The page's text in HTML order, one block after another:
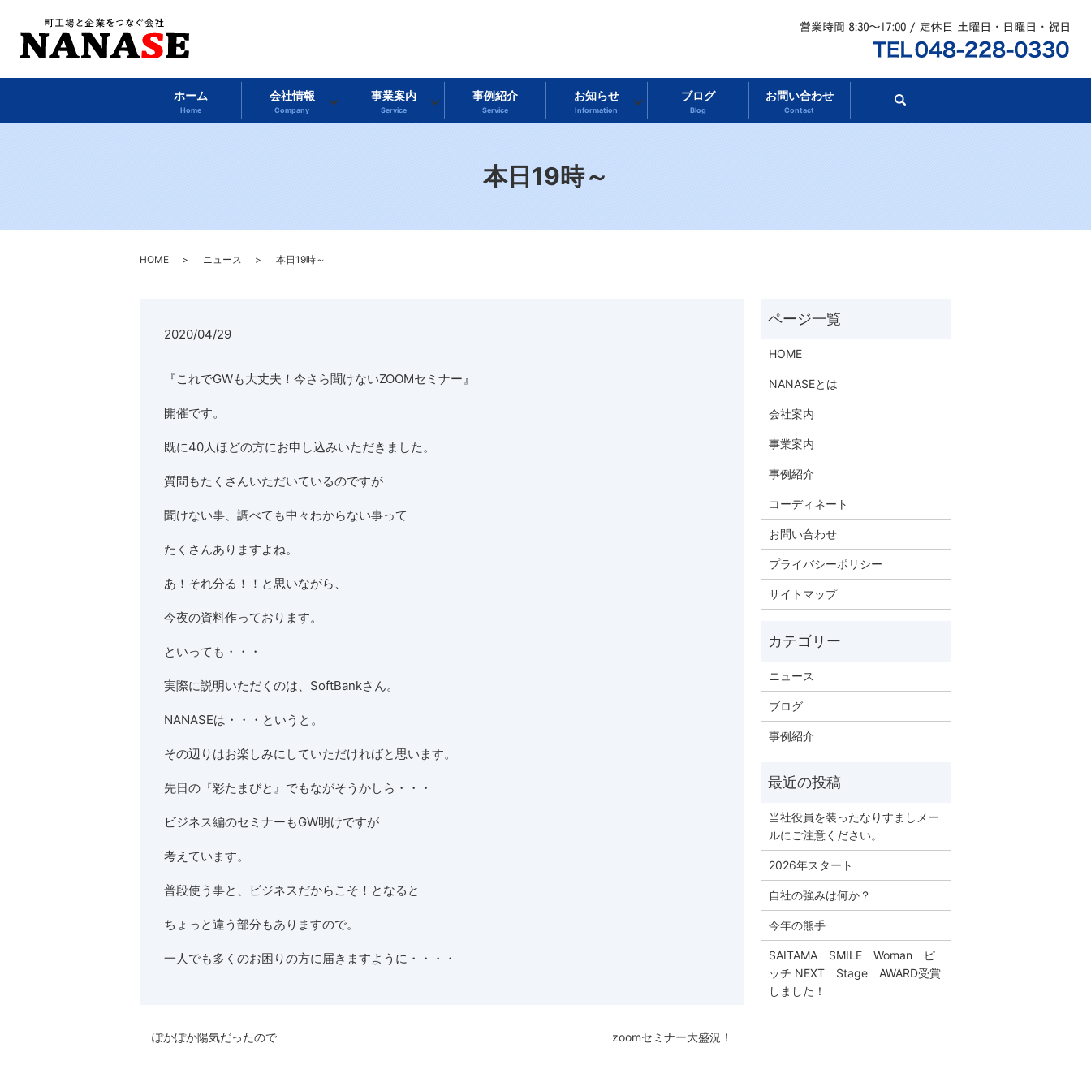
ホーム
Home
会社情報
Company
事業案内
Service
事例紹介
Service
お知らせ
Information
ブログ
Blog
お問い合わせ
Contact search
本日19時～
HOME ニュース 本日19時～
2020/04/29
『これでGWも大丈夫！今さら聞けないZOOMセミナー』
開催です。
既に40人ほどの方にお申し込みいただきました。
質問もたくさんいただいているのですが
聞けない事、調べても中々わからない事って
たくさんありますよね。
あ！それ分る！！と思いながら、
今夜の資料作っております。
といっても・・・
実際に説明いただくのは、SoftBankさん。
NANASEは・・・というと。
その辺りはお楽しみにしていただければと思います。
先日の『彩たまびと』でもながそうかしら・・・
ビジネス編のセミナーもGW明けですが
考えています。
普段使う事と、ビジネスだからこそ！となると
ちょっと違う部分もありますので。
一人でも多くのお困りの方に届きますように・・・・
ぽかぽか陽気だったので zoomセミナー大盛況！
HOME
NANASEとは
会社案内
事業案内
事例紹介
コーディネート
お問い合わせ
プライバシーポリシー
サイトマップ
ニュース
ブログ
事例紹介
当社役員を装ったなりすましメー
ルにご注意ください。
2026年スタート
自社の強みは何か？
今年の熊手
SAITAMA SMILE Woman ピ
ッチ NEXT Stage AWARD受賞
しました！